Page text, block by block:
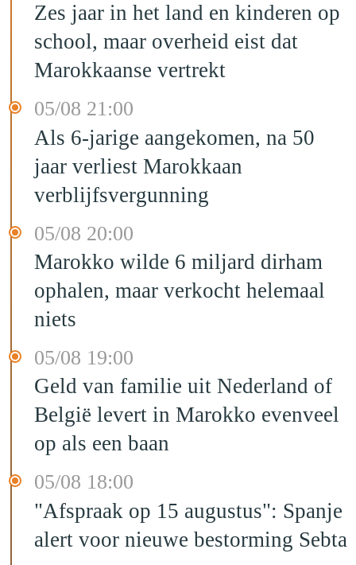
Zes jaar in het land en kinderen op
school, maar overheid eist dat
Marokkaanse vertrekt
05/08 21:00
Als 6-jarige aangekomen, na 50
jaar verliest Marokkaan
verblijfsvergunning
05/08 20:00
Marokko wilde 6 miljard dirham
ophalen, maar verkocht helemaal
niets
05/08 19:00
Geld van familie uit Nederland of
België levert in Marokko evenveel
op als een baan
05/08 18:00
"Afspraak op 15 augustus": Spanje
alert voor nieuwe bestorming Sebta